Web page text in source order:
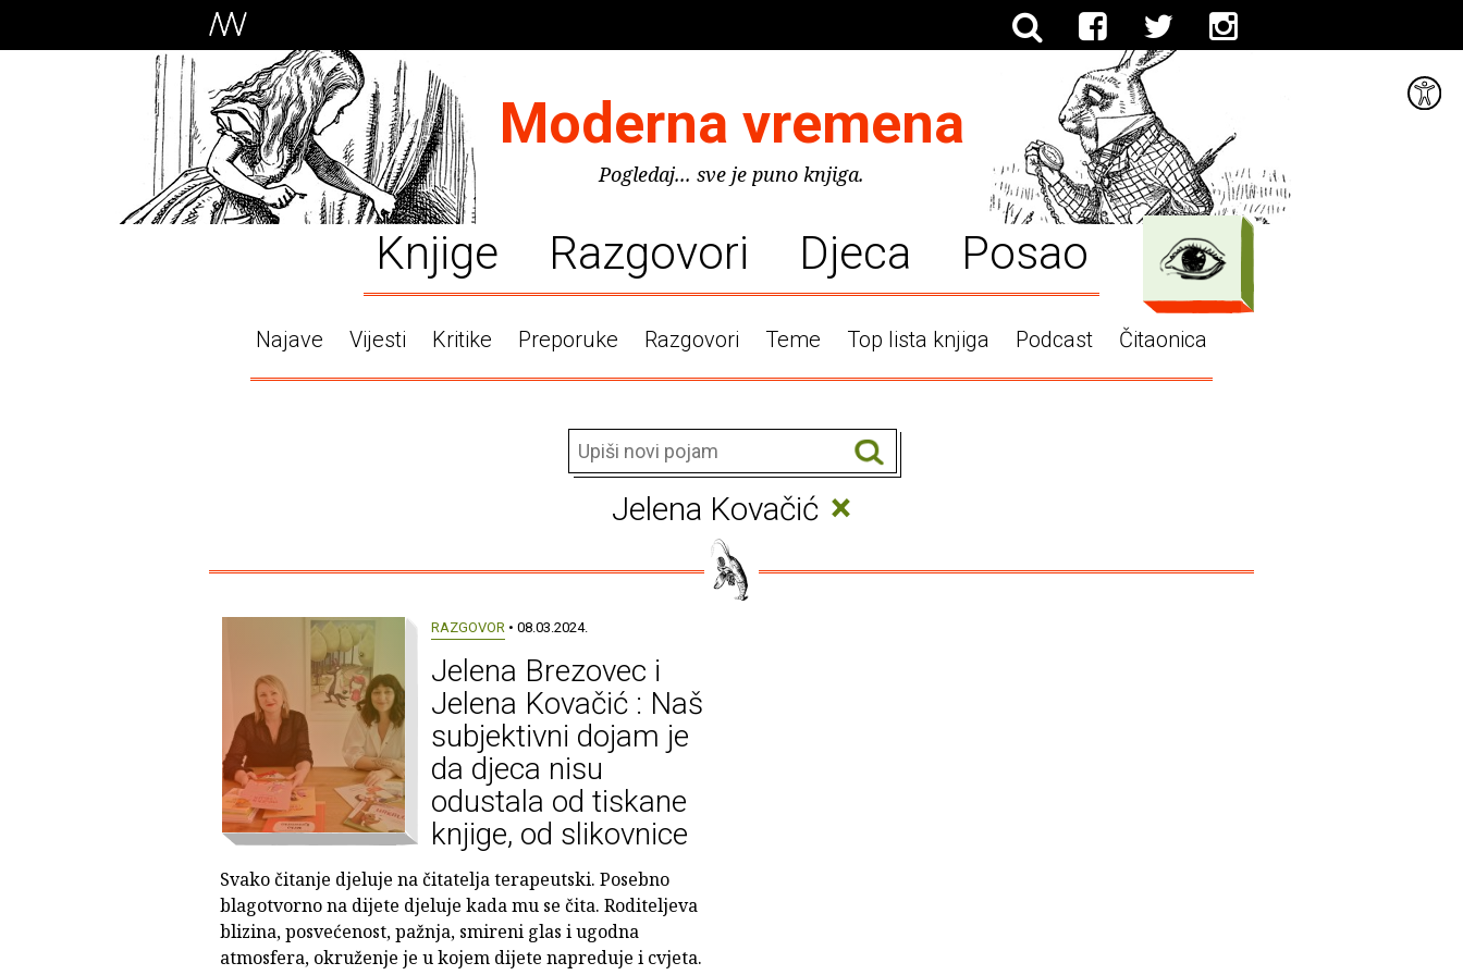
Moderna vremena
Pogledaj... sve je puno knjiga.
Knjige Razgovori Djeca Posao
Najave Vijesti Kritike Preporuke Razgovori Teme Top lista knjiga Podcast Čitaonica
Jelena Kovačić ×
RAZGOVOR • 08.03.2024.
Jelena Brezovec i
Jelena Kovačić : Naš
subjektivni dojam je
da djeca nisu
odustala od tiskane
knjige, od slikovnice
Svako čitanje djeluje na čitatelja terapeutski. Posebno
blagotvorno na dijete djeluje kada mu se čita. Roditeljeva
blizina, posvećenost, pažnja, smireni glas i ugodna
atmosfera, okruženje je u kojem dijete napreduje i cvjeta.